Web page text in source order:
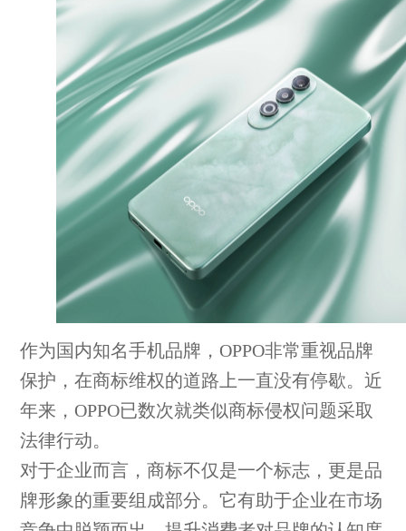
作为国内知名手机品牌，OPPO非常重视品牌
保护，在商标维权的道路上一直没有停歇。近
年来，OPPO已数次就类似商标侵权问题采取
法律行动。
对于企业而言，商标不仅是一个标志，更是品
牌形象的重要组成部分。它有助于企业在市场